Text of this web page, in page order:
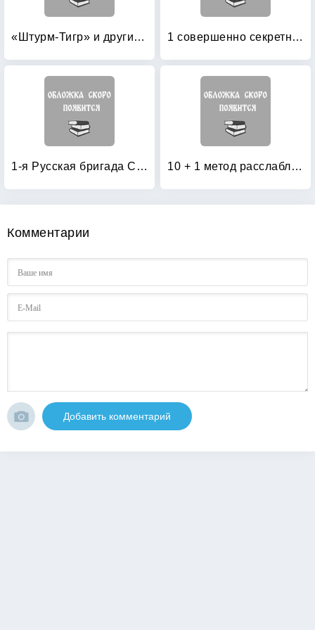
«Штурм-Тигр» и другие штурмовые танки (+ модель) 1 совершенно секретная таблетка от страха
1-я Русская бригада СС «Дружина» 10 + 1 метод расслабления
Комментарии